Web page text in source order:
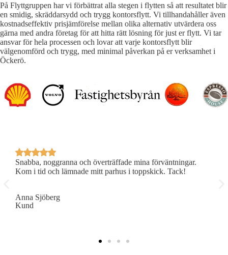
På Flyttgruppen har vi förbättrat alla stegen i flytten så att resultatet blir
en smidig, skräddarsydd och trygg kontorsflytt. Vi tillhandahåller även
kostnadseffektiv prisjämförelse mellan olika alternativ utvärdera oss
gärna med andra företag för att hitta rätt lösning för just er flytt. Vi tar
ansvar för hela processen och lovar att varje kontorsflytt blir
välgenomförd och trygg, med minimal påverkan på er verksamhet i
Öckerö.
Snabba, noggranna och överträffade mina förväntningar.
Kom i tid och lämnade mitt parhus i toppskick. Tack!
Anna Sjöberg
Kund